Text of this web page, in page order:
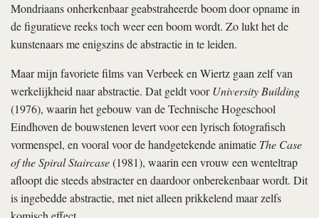
Mondriaans onherkenbaar geabstraheerde boom door opname in
de figuratieve reeks toch weer een boom wordt. Zo lukt het de
kunstenaars me enigszins de abstractie in te leiden.
Maar mijn favoriete films van Verbeek en Wiertz gaan zelf van
werkelijkheid naar abstractie. Dat geldt voorUniversity Building
(1976), waarin het gebouw van de Technische Hogeschool
Eindhoven de bouwstenen levert voor een lyrisch fotografisch
vormenspel, en vooral voor de handgetekende animatie The Case
of the Spiral Staircase(1981), waarin een vrouw een wenteltrap
afloopt die steeds abstracter en daardoor onberekenbaar wordt. Dit
is ingebedde abstractie, met niet alleen prikkelend maar zelfs